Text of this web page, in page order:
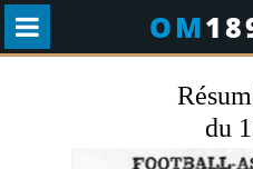
OM
du